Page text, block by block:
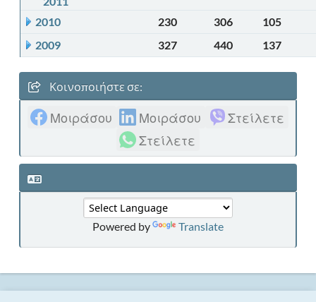
2010 230 306
105
2009
327 440 137
Κοινοποιήστε σε:
Μοιράσου Μοιράσου
Στείλετε
Στείλετε
Powered by Translate